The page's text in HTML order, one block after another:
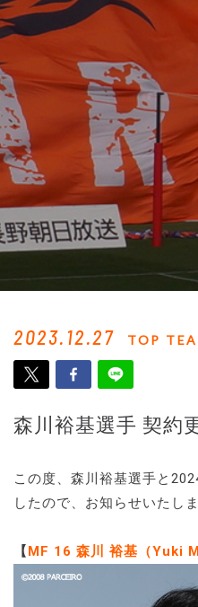
2023.12.27 TOP
森川裕基選手 契約
この度、森川裕基選手と
したので、お知らせいたしま
【MF 16 森川 裕基（Yuki